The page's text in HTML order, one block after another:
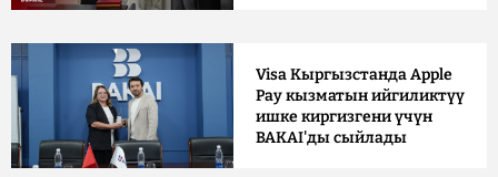
Visa Кыргызстанда Apple
Pay кызматын ийгиликтүү
ишке киргизгени үчүн
BAKAI'ды сыйлады